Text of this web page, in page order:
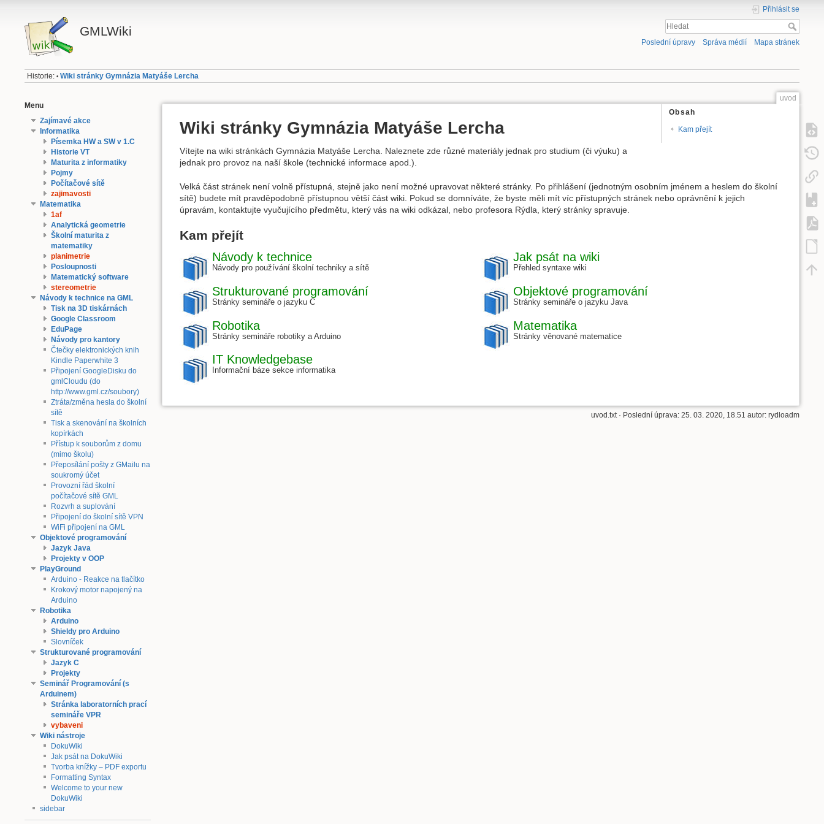
GMLWiki
Přihlásit se
Poslední úpravy Správa médií Mapa stránek
Historie: • Wiki stránky Gymnázia Matyáše Lercha
Menu
Zajímavé akce
Informatika
Písemka HW a SW v 1.C
Historie VT
Maturita z informatiky
Pojmy
Počítačové sítě
zajimavosti
Matematika
1af
Analytická geometrie
Školní maturita z
matematiky
planimetrie
Posloupnosti
Matematický software
stereometrie
Návody k technice na GML
Tisk na 3D tiskárnách
Google Classroom
EduPage
Návody pro kantory
Čtečky elektronických knih
Kindle Paperwhite 3
Připojení GoogleDisku do
gmlCloudu (do
http://www.gml.cz/soubory)
Ztráta/změna hesla do školní
sítě
Tisk a skenování na školních
kopírkách
Přístup k souborům z domu
(mimo školu)
Přeposílání pošty z GMailu na
soukromý účet
Provozní řád školní
počítačové sítě GML
Rozvrh a suplování
Připojení do školní sítě VPN
WiFi připojení na GML
Objektové programování
Jazyk Java
Projekty v OOP
PlayGround
Arduino - Reakce na tlačítko
Krokový motor napojený na
Arduino
Robotika
Arduino
Shieldy pro Arduino
Slovníček
Strukturované programování
Jazyk C
Projekty
Seminář Programování (s
Arduinem)
Stránka laboratorních prací
semináře VPR
vybaveni
Wiki nástroje
DokuWiki
Jak psát na DokuWiki
Tvorba knížky – PDF exportu
Formatting Syntax
Welcome to your new
DokuWiki
sidebar
uvod
Obsah
Kam přejít
Wiki stránky Gymnázia Matyáše Lercha
Vítejte na wiki stránkách Gymnázia Matyáše Lercha. Naleznete zde různé materiály jednak pro studium (či výuku) a
jednak pro provoz na naší škole (technické informace apod.).
Velká část stránek není volně přístupná, stejně jako není možné upravovat některé stránky. Po přihlášení (jednotným osobním jménem a heslem do školní
sítě) budete mít pravděpodobně přístupnou větší část wiki. Pokud se domníváte, že byste měli mít víc přístupných stránek nebo oprávnění k jejich
úpravám, kontaktujte vyučujícího předmětu, který vás na wiki odkázal, nebo profesora Rýdla, který stránky spravuje.
Kam přejít
Návody k technice
Návody pro používání školní techniky a sítě
Jak psát na wiki
Přehled syntaxe wiki
Strukturované programování
Stránky semináře o jazyku C
Objektové programování
Stránky semináře o jazyku Java
Robotika
Stránky semináře robotiky a Arduino
Matematika
Stránky věnované matematice
IT Knowledgebase
Informační báze sekce informatika
uvod.txt · Poslední úprava: 25. 03. 2020, 18.51 autor: rydloadm